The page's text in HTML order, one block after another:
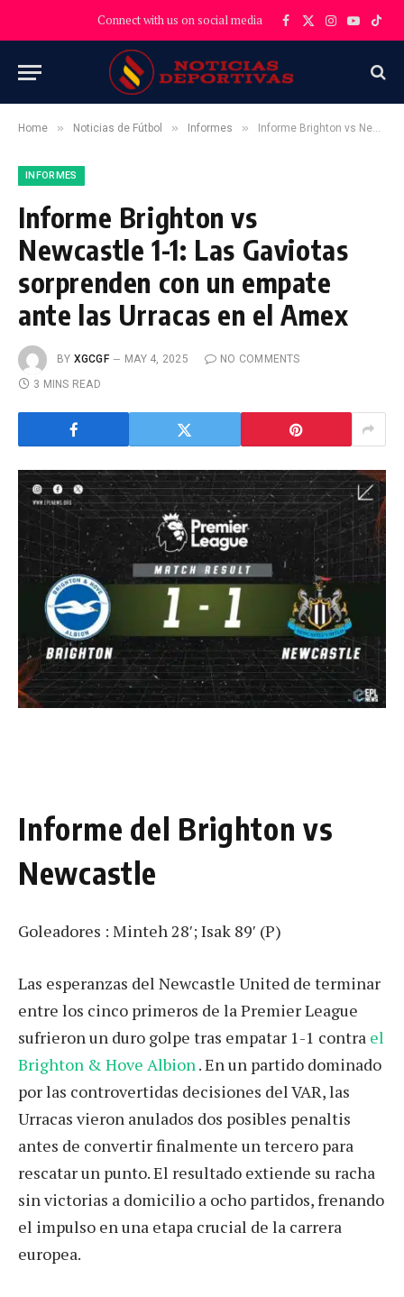
Connect with us on social media Facebook
X
Instagram
YouTube
Home » Noticias de Fútbol » Informes » Informe Brighton vs Newcastle 1-1: Las Gaviotas sorprenden con un empate ante las Urracas en el Amex
INFORMES
Informe Brighton vs
Newcastle 1-1: Las Gaviotas
sorprenden con un empate
ante las Urracas en el Amex
BY XGCGF MAY 4, 2025
NO COMMENTS
3 MINS READ
Informe del Brighton vs
Newcastle
Goleadores : Minteh 28′; Isak 89′ (P)
Las esperanzas del Newcastle United de terminar
entre los cinco primeros de la Premier League
sufrieron un duro golpe tras empatar 1-1 contra el
Brighton & Hove Albion. En un partido dominado
por las controvertidas decisiones del VAR, las
Urracas vieron anulados dos posibles penaltis
antes de convertir finalmente un tercero para
rescatar un punto. El resultado extiende su racha
sin victorias a domicilio a ocho partidos, frenando
el impulso en una etapa crucial de la carrera
europea.